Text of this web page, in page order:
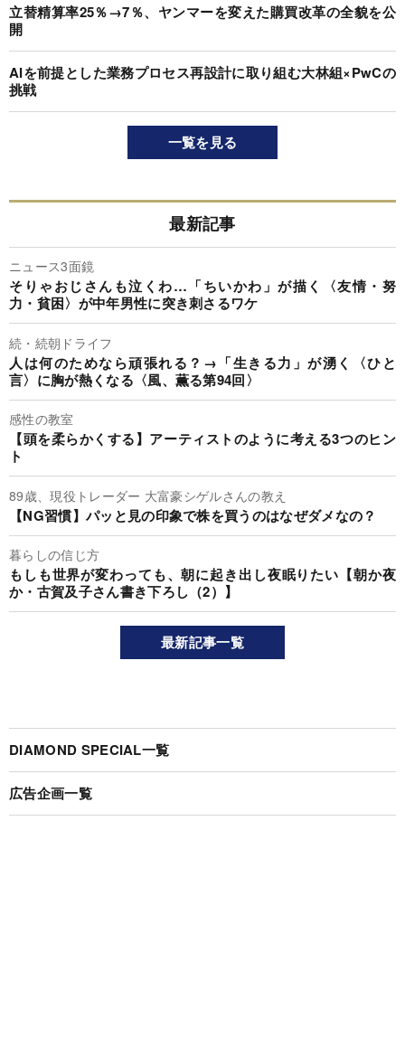
立替精算率25％→7％、ヤンマーを変えた購買改革の全貌を公
開
AIを前提とした業務プロセス再設計に取り組む大林組×PwCの
挑戦
一覧を見る
最新記事
ニュース3面鏡
そりゃおじさんも泣くわ…「ちいかわ」が描く〈友情・努
力・貧困〉が中年男性に突き刺さるワケ
続・続朝ドライフ
人は何のためなら頑張れる？→「生きる力」が湧く〈ひと
言〉に胸が熱くなる〈風、薫る第94回〉
感性の教室
【頭を柔らかくする】アーティストのように考える3つのヒン
ト
89歳、現役トレーダー 大富豪シゲルさんの教え
【NG習慣】パッと見の印象で株を買うのはなぜダメなの？
暮らしの信じ方
もしも世界が変わっても、朝に起き出し夜眠りたい【朝か夜
か・古賀及子さん書き下ろし（2）】
最新記事一覧
DIAMOND SPECIAL一覧
広告企画一覧